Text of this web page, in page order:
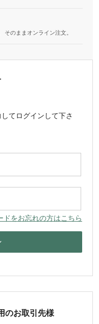
そのままオンライン注文。
てログインして下さ
ドをお忘れの方はこちら
のお取引先様